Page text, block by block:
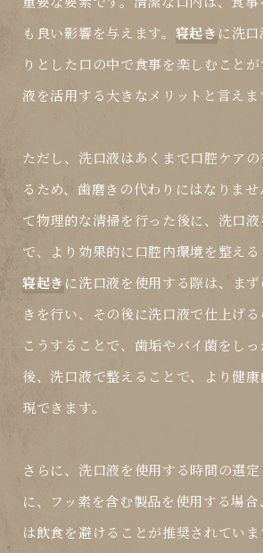
も良い影響を与えます。 寝起き に洗
りとした口の中で食事を楽しむこと
液を活用する大きなメリットと言えま
ただし、洗口液はあくまで口腔ケア
るため、歯磨きの代わりにはなりま
て物理的な清掃を行った後に、洗口
で、より効果的に口腔内環境を整える
寝起き に洗口液を使用する際は、ま
きを行い、その後に洗口液で仕上げる
こうすることで、歯垢やバイ菌をし
後、洗口液で整えることで、より健
現できます。
さらに、洗口液を使用する時間の選
に、フッ素を含む製品を使用する場
は飲食を避けることが推奨されてい